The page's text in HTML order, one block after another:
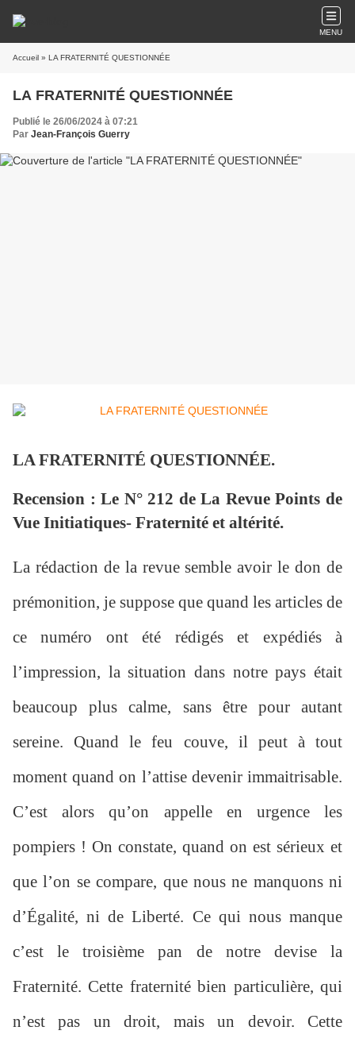
MENU
Accueil » LA FRATERNITÉ QUESTIONNÉE
LA FRATERNITÉ QUESTIONNÉE
Publié le 26/06/2024 à 07:21
Par Jean-François Guerry
LA FRATERNITÉ QUESTIONNÉE.
Recension : Le N° 212 de La Revue Points de
Vue Initiatiques- Fraternité et altérité.
La rédaction de la revue semble avoir le don de
prémonition, je suppose que quand les articles de
ce numéro ont été rédigés et expédiés à
l’impression, la situation dans notre pays était
beaucoup plus calme, sans être pour autant
sereine. Quand le feu couve, il peut à tout
moment quand on l’attise devenir immaitrisable.
C’est alors qu’on appelle en urgence les
pompiers ! On constate, quand on est sérieux et
que l’on se compare, que nous ne manquons ni
d’Égalité, ni de Liberté. Ce qui nous manque
c’est le troisième pan de notre devise la
Fraternité. Cette fraternité bien particulière, qui
n’est pas un droit, mais un devoir. Cette